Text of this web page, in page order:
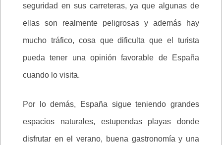
seguridad en sus carreteras, ya que algunas de
ellas son realmente peligrosas y además hay
mucho tráfico, cosa que dificulta que el turista
pueda tener una opinión favorable de España
cuando lo visita.
Por lo demás, España sigue teniendo grandes
espacios naturales, estupendas playas donde
disfrutar en el verano, buena gastronomía y una